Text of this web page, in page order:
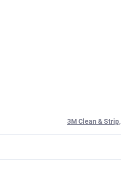
3M Clean &